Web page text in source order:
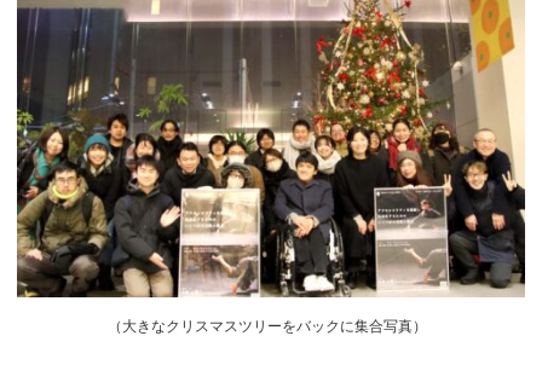
（ 大きなクリスマスツリーをバックに集合写真）